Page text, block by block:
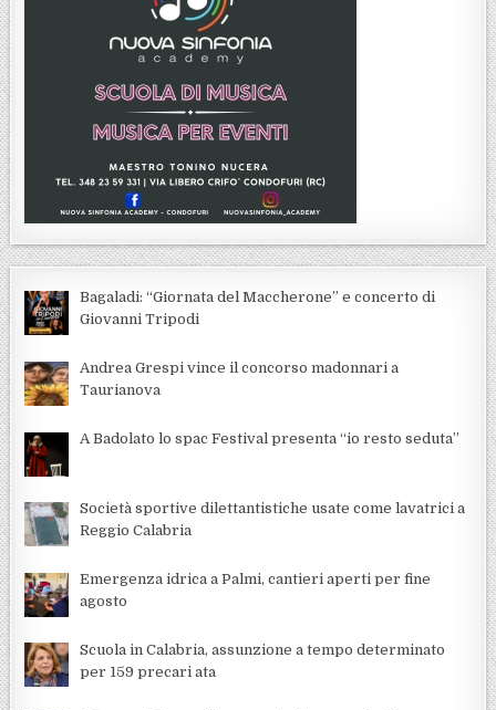
Bagaladi: “Giornata del Maccherone” e concerto di
Giovanni Tripodi
Andrea Grespi vince il concorso madonnari a
Taurianova
A Badolato lo spac Festival presenta “io resto seduta”
Società sportive dilettantistiche usate come lavatrici a
Reggio Calabria
Emergenza idrica a Palmi, cantieri aperti per fine
agosto
Scuola in Calabria, assunzione a tempo determinato
per 159 precari ata